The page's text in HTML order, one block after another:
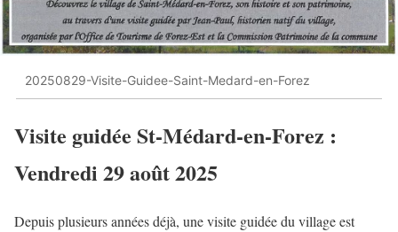
20250829-Visite-Guidee-Saint-Medard-en-Forez
Visite guidée St-Médard-en-Forez :
Vendredi 29 août 2025
Depuis plusieurs années déjà, une visite guidée du village est